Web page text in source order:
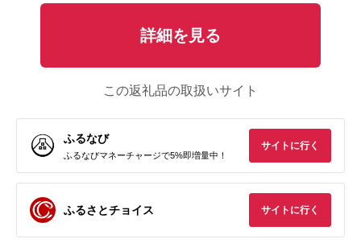
詳細を見る
この返礼品の取扱いサイト
ふるなび
ふるなびマネーチャージで5%即増量中！
サイトに行く
ふるさとチョイス サイトに行く